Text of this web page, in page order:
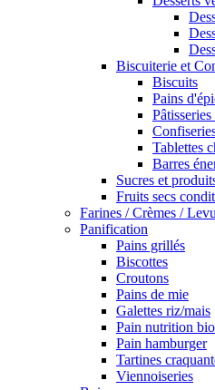
Biscuiterie et
Biscuits
Pains
Tablettes
Barres
Sucres et
Fruits secs
Farines / Crèmes /
Panification
Pains grillés
Biscottes
Croutons
Pains de mie
Galettes riz/mais
Pain nutrition bio
Pain hamburger
Tartines
Viennoiseries